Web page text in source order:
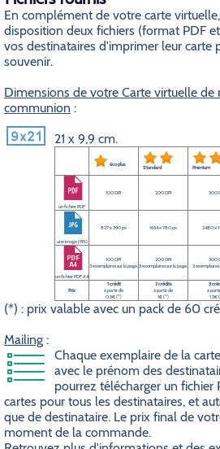
En complément de votre carte
disposition deux fichiers (format PDF
vos destinataires d'imprimer leur carte
souvenir.
Dimensions de votre Carte virtuelle de
communion :
21 x 9,9 cm.
éco plus Standard Premium
un fichier PDF
100 DPI 200 DPI 300
une image JPEG
827 x 390 px 1654 x 780 px 2480 x
un fichier PDF A4
100 DPI
3 exemplaires sur la page.
200 DPI
3 exemplaires sur la page.
300
3 exemplaires
Prix
1 crédit
à partir de
0,5€ (*)
2 crédits
à partir de
1€ (*)
3
à
1,5€
(*) : prix valable avec un pack de 60
Mailing :
Chaque exemplaire de la
avec le prénom des
pourrez télécharger un fichier
cartes pour tous les destinataires, et
que de destinataire. Le prix final de
moment de la commande.